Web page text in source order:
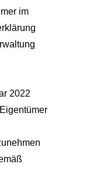
im
2022